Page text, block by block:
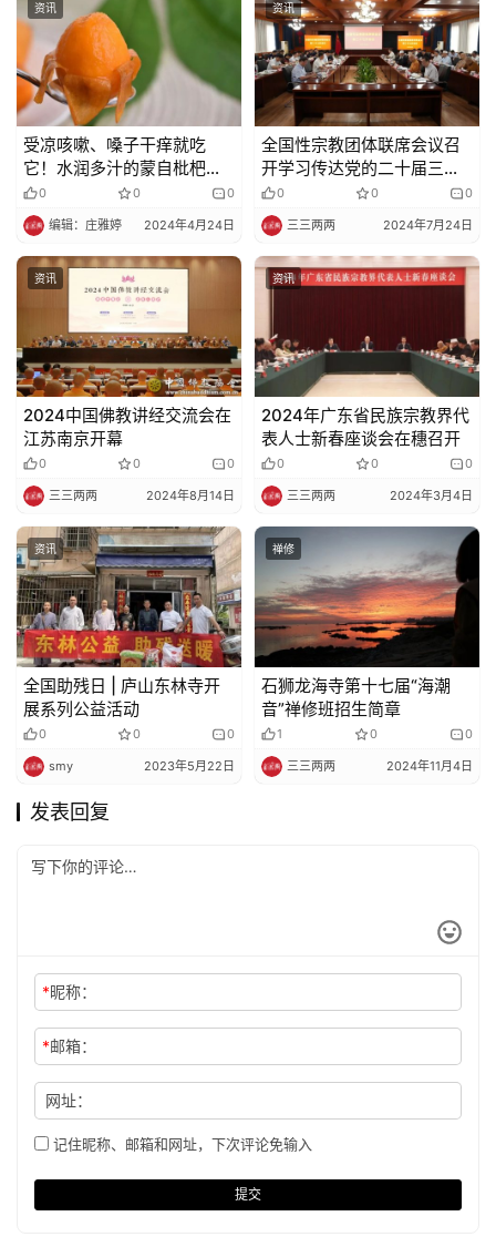
资讯
受凉咳嗽、嗓子干痒就吃
它！水润多汁的蒙自枇杷，
冬天第一波鲜果！
0 0 0
编辑：庄雅婷 2024年4月24日
资讯
全国性宗教团体联席会议召
开学习传达党的二十届三中
全会精神
0 0 0
三三两两 2024年7月24日
资讯
2024中国佛教讲经交流会在
江苏南京开幕
0 0 0
三三两两 2024年8月14日
资讯
2024年广东省民族宗教界代
表人士新春座谈会在穗召开
0 0 0
三三两两 2024年3月4日
资讯
全国助残日 | 庐山东林寺开
展系列公益活动
0 0 0
smy 2023年5月22日
禅修
石狮龙海寺第十七届“海潮
音”禅修班招生简章
1 0 0
三三两两 2024年11月4日
发表回复
*昵称：
*邮箱：
网址：
记住昵称、邮箱和网址，下次评论免输入
提交